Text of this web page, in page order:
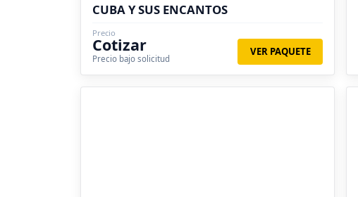
CUBA Y SUS ENCANTOS
Precio
Cotizar
Precio bajo solicitud
VER PAQUETE